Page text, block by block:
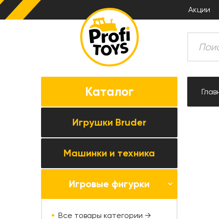
Акции
Каталог
Игрушки Bruder
Все товары категории →
Комбайны
Тракторы
Машинки и техника
Все товары категории →
Игровые фигурки
Все товары категории →